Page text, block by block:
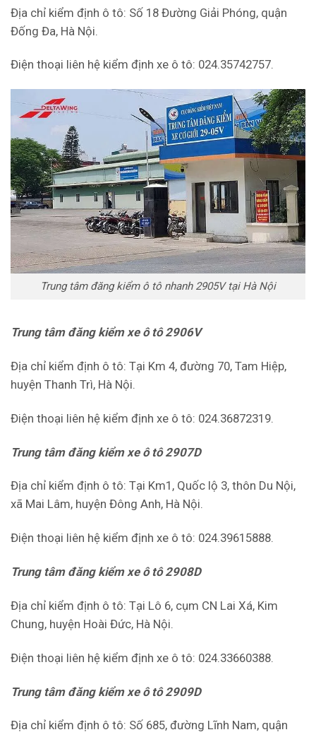
Địa chỉ kiểm định ô tô: Số 18 Đường Giải Phóng, quận
Đống Đa, Hà Nội.
Điện thoại liên hệ kiểm định xe ô tô: 024.35742757.
Trung tâm đăng kiểm ô tô nhanh 2905V tại Hà Nội
Trung tâm đăng kiểm xe ô tô 2906V
Địa chỉ kiểm định ô tô: Tại Km 4, đường 70, Tam Hiệp,
huyện Thanh Trì, Hà Nội.
Điện thoại liên hệ kiểm định xe ô tô: 024.36872319.
Trung tâm đăng kiểm xe ô tô 2907D
Địa chỉ kiểm định ô tô: Tại Km1, Quốc lộ 3, thôn Du Nội,
xã Mai Lâm, huyện Đông Anh, Hà Nội.
Điện thoại liên hệ kiểm định xe ô tô: 024.39615888.
Trung tâm đăng kiểm xe ô tô 2908D
Địa chỉ kiểm định ô tô: Tại Lô 6, cụm CN Lai Xá, Kim
Chung, huyện Hoài Đức, Hà Nội.
Điện thoại liên hệ kiểm định xe ô tô: 024.33660388.
Trung tâm đăng kiểm xe ô tô 2909D
Địa chỉ kiểm định ô tô: Số 685, đường Lĩnh Nam, quận